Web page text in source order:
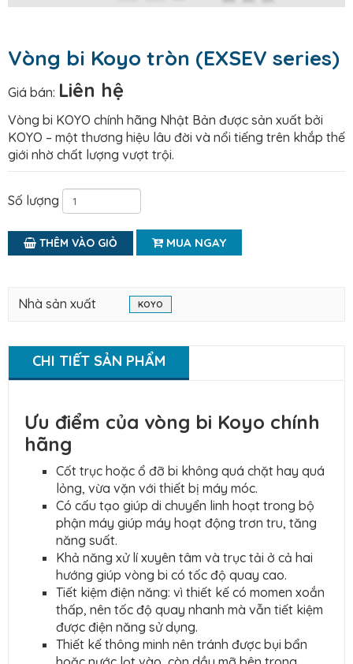
Vòng bi Koyo tròn (EXSEV series)
Giá bán: Liên hệ
Vòng bi KOYO chính hãng Nhật Bản được sản xuất bởi
KOYO – một thương hiệu lâu đời và nổi tiếng trên khắp thế
giới nhờ chất lượng vượt trội.
Số lượng
THÊM VÀO GIỎ MUA NGAY
Nhà sản xuất KOYO
CHI TIẾT SẢN PHẨM
Ưu điểm của vòng bi Koyo chính
hãng
Cốt trục hoặc ổ đỡ bi không quá chặt hay quá
lỏng, vừa vặn với thiết bị máy móc.
Có cấu tạo giúp di chuyển linh hoạt trong bộ
phận máy giúp máy hoạt động trơn tru, tăng
năng suất.
Khả năng xử lí xuyên tâm và trục tải ở cả hai
hướng giúp vòng bi có tốc độ quay cao.
Tiết kiệm điện năng: vì thiết kế có momen xoắn
thấp, nên tốc độ quay nhanh mà vẫn tiết kiệm
được điện năng sử dụng.
Thiết kế thông minh nên tránh được bụi bẩn